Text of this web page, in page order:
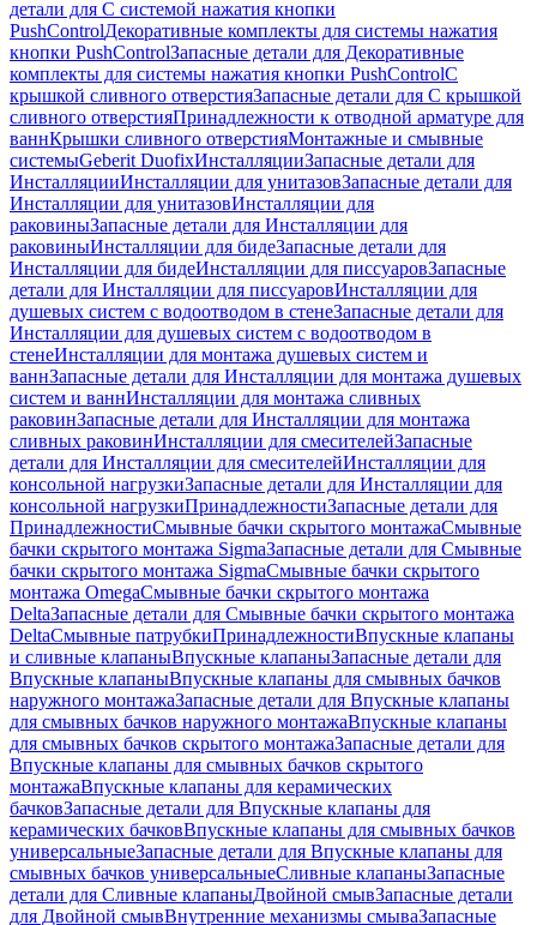
детали для С системой нажатия кнопки
PushControlДекоративные комплекты для системы нажатия
кнопки PushControlЗапасные детали для Декоративные
комплекты для системы нажатия кнопки PushControlС
крышкой сливного отверстияЗапасные детали для С крышкой
сливного отверстияПринадлежности к отводной арматуре для
ваннКрышки сливного отверстияМонтажные и смывные
системыGeberit DuofixИнсталляцииЗапасные детали для
ИнсталляцииИнсталляции для унитазовЗапасные детали для
Инсталляции для унитазовИнсталляции для
раковиныЗапасные детали для Инсталляции для
раковиныИнсталляции для бидеЗапасные детали для
Инсталляции для бидеИнсталляции для писсуаровЗапасные
детали для Инсталляции для писсуаровИнсталляции для
душевых систем с водоотводом в стенеЗапасные детали для
Инсталляции для душевых систем с водоотводом в
стенеИнсталляции для монтажа душевых систем и
ваннЗапасные детали для Инсталляции для монтажа душевых
систем и ваннИнсталляции для монтажа сливных
раковинЗапасные детали для Инсталляции для монтажа
сливных раковинИнсталляции для смесителейЗапасные
детали для Инсталляции для смесителейИнсталляции для
консольной нагрузкиЗапасные детали для Инсталляции для
консольной нагрузкиПринадлежностиЗапасные детали для
ПринадлежностиСмывные бачки скрытого монтажаСмывные
бачки скрытого монтажа SigmaЗапасные детали для Смывные
бачки скрытого монтажа SigmaСмывные бачки скрытого
монтажа OmegaСмывные бачки скрытого монтажа
DeltaЗапасные детали для Смывные бачки скрытого монтажа
DeltaСмывные патрубкиПринадлежностиВпускные клапаны
и сливные клапаныВпускные клапаныЗапасные детали для
Впускные клапаныВпускные клапаны для смывных бачков
наружного монтажаЗапасные детали для Впускные клапаны
для смывных бачков наружного монтажаВпускные клапаны
для смывных бачков скрытого монтажаЗапасные детали для
Впускные клапаны для смывных бачков скрытого
монтажаВпускные клапаны для керамических
бачковЗапасные детали для Впускные клапаны для
керамических бачковВпускные клапаны для смывных бачков
универсальныеЗапасные детали для Впускные клапаны для
смывных бачков универсальныеСливные клапаныЗапасные
детали для Сливные клапаныДвойной смывЗапасные детали
для Двойной смывВнутренние механизмы смываЗапасные